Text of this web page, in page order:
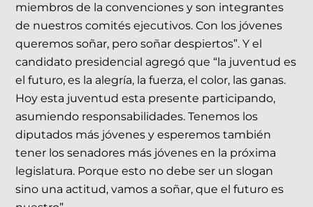
miembros de la convenciones y son integrantes
de nuestros comités ejecutivos. Con los jóvenes
queremos soñar, pero soñar despiertos”. Y el
candidato presidencial agregó que “la juventud es
el futuro, es la alegría, la fuerza, el color, las ganas.
Hoy esta juventud esta presente participando,
asumiendo responsabilidades. Tenemos los
diputados más jóvenes y esperemos también
tener los senadores más jóvenes en la próxima
legislatura. Porque esto no debe ser un slogan
sino una actitud, vamos a soñar, que el futuro es